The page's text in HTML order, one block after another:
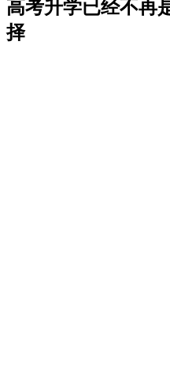
高考升学已经不再
择